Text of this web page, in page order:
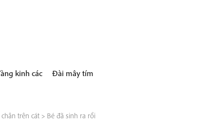
kinh các Đài mây tím
trên cát> Bé đã sinh ra rồi